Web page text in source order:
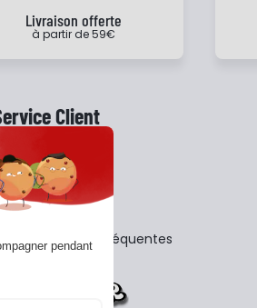
Livraison offerte
à partir de 59€
Client
3 ans
FAQ - Questions Fréquentes